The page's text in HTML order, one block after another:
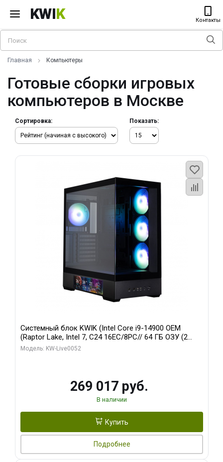
KWIK Контакты
Главная Компьютеры
Готовые сборки игровых
компьютеров в Москве
Сортировка: Показать:
Системный блок KWIK (Intel Core i9-14900 OEM
(Raptor Lake, Intel 7, C24 16EC/8PC// 64 ГБ ОЗУ (2
модуля)/ Palit RTX5080 GAMINGPRO OC 16GB GDDR7
Модель: KW-Live0052
269 017 руб.
В наличии
Купить
Подробнее